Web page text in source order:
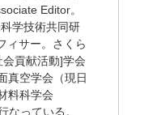
Editor。
学技術共同研
ィサー。さくら
貢献活動]学会
真空学会（現日
料科学会
なっている。